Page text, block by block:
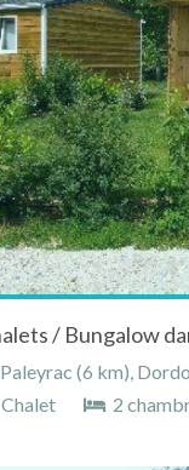
Paleyrac (6 km),
Chalet
2